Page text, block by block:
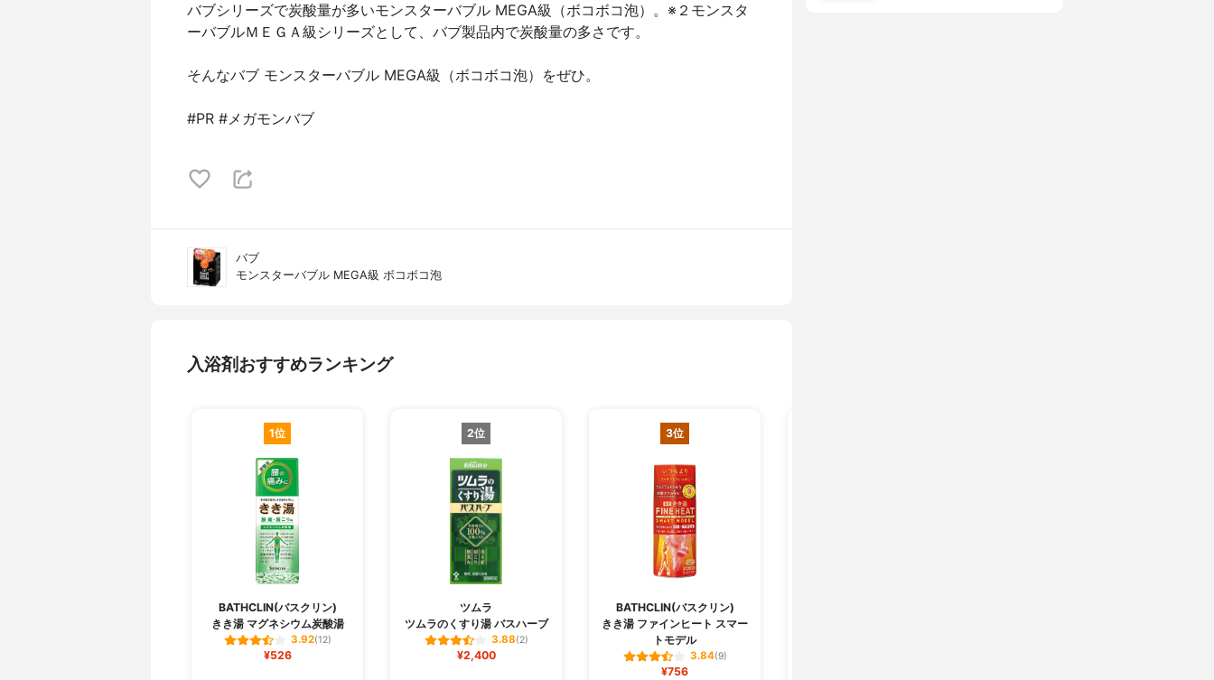
バブシリーズで炭酸量が多いモンスターバブル MEGA級（ボコボコ泡）。※２モンスタ
ーバブルＭＥＧＡ級シリーズとして、バブ製品内で炭酸量の多さです。
そんなバブ モンスターバブル MEGA級（ボコボコ泡）をぜひ。
#PR #メガモンバブ
バブ
モンスターバブル MEGA級 ボコボコ泡
入浴剤おすすめランキング
1位
BATHCLIN(バスクリン)
きき湯 マグネシウム炭酸湯
3.92(12)
¥526
2位
ツムラ
ツムラのくすり湯 バスハーブ
3.88(2)
¥2,400
3位
BATHCLIN(バスクリン)
きき湯 ファインヒート スマー
トモデル
3.84(9)
¥756